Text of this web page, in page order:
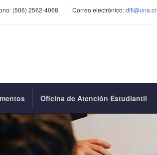
(506) 2562-4068 Correo electrónico:dffl@una.cr
Oficina de Atención Estudiantil